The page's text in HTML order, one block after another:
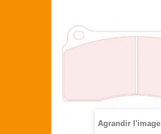
Agrandir l'image